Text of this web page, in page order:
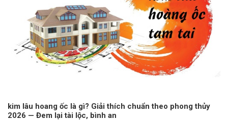
kim lâu hoang ốc là gì? Giải thích chuẩn theo phong thủy
2026 — Đem lại tài lộc, bình an